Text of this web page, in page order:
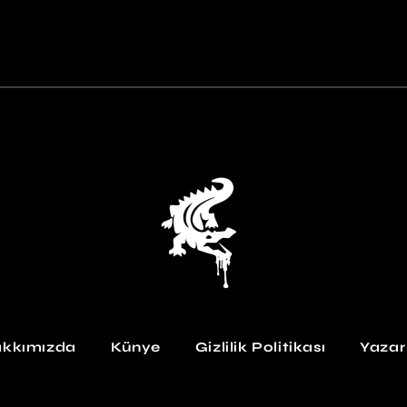
Künye Gizlilik Politikası